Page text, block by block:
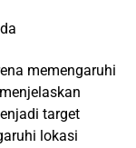
memengaruhi
target
lokasi